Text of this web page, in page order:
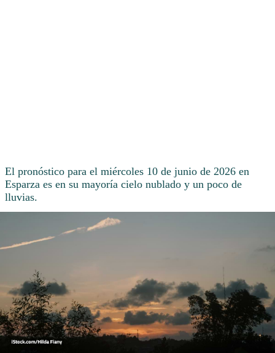
El pronóstico para el miércoles 10 de junio de 2026 en
Esparza es en su mayoría cielo nublado y un poco de
lluvias.